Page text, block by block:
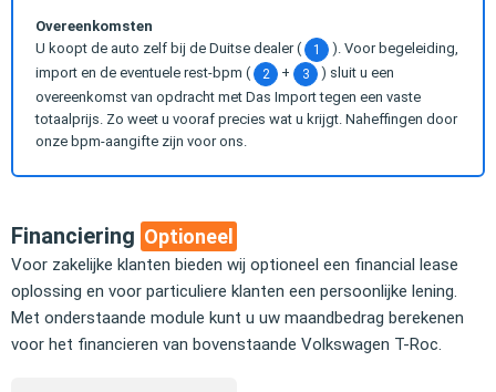
Overeenkomsten
U koopt de auto zelf bij de Duitse dealer (
1
). Voor begeleiding,
import en de eventuele rest-bpm (
2 + 3
) sluit u een
overeenkomst van opdracht met Das Import tegen een vaste
totaalprijs. Zo weet u vooraf precies wat u krijgt. Naheffingen door
onze bpm-aangifte zijn voor ons.
Financiering Optioneel
Voor zakelijke klanten bieden wij optioneel een financial lease
oplossing en voor particuliere klanten een persoonlijke lening.
Met onderstaande module kunt u uw maandbedrag berekenen
voor het financieren van bovenstaande Volkswagen T-Roc.